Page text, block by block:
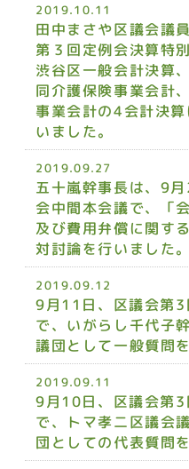
2019.10.11
田中まさや区議会議
第３回定例会決算特
渋谷区一般会計決算
同介護保険事業会計
事業会計の4会計決
いました。
2019.09.27
五十嵐幹事長は、9
会中間本会議で、「
及び費用弁償に関す
対討論を行いました。
2019.09.12
9月11日、区議会第3
で、いがらし千代子
議団として一般質問
2019.09.11
9月10日、区議会第3
で、トマ孝二区議会
団としての代表質問